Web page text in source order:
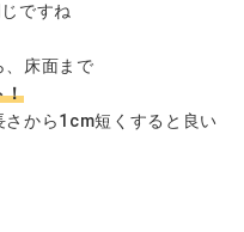
すね
床面まで
！
から1cm短くすると良い